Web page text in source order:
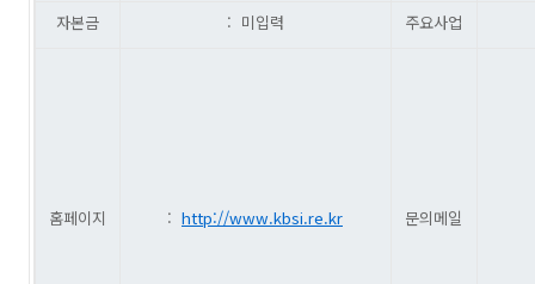
자본금 : 미입력 주요사업
홈페이지 : http://www.kbsi.re.kr 문의메일